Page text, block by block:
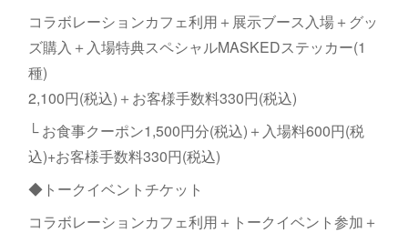
コラボレーションカフェ利用＋展示ブース入場＋グッ
ズ購入＋入場特典スペシャルMASKEDステッカー(1
種)
2,100円(税込)＋お客様手数料330円(税込)
└ お食事クーポン1,500円分(税込)＋入場料600円(税
込)+お客様手数料330円(税込)
◆トークイベントチケット
コラボレーションカフェ利用＋トークイベント参加＋